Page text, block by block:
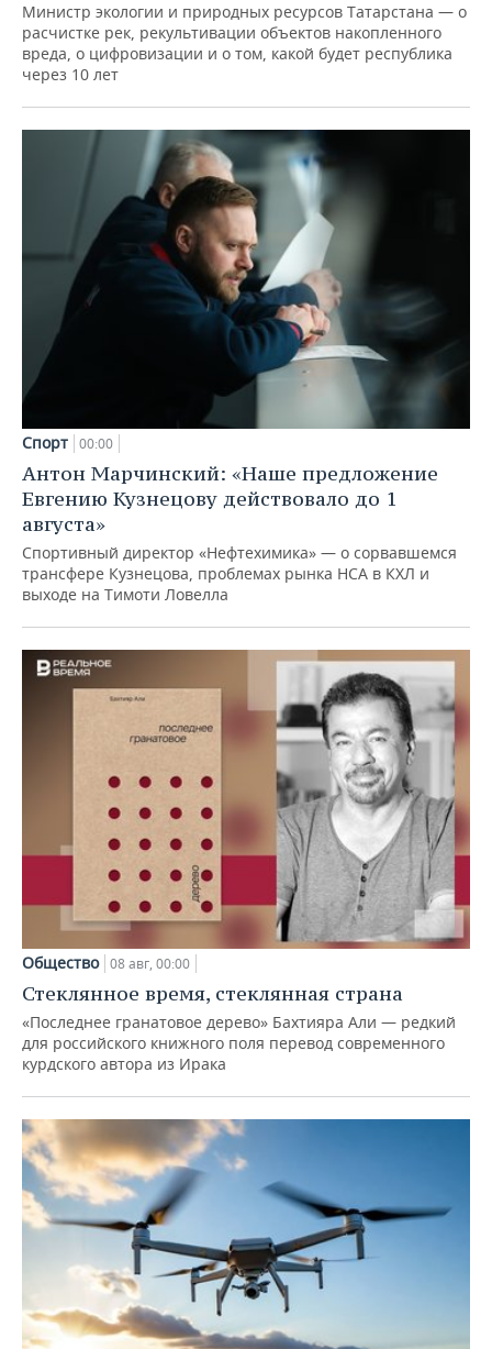
Министр экологии и природных ресурсов Татарстана — о
расчистке рек, рекультивации объектов накопленного
вреда, о цифровизации и о том, какой будет республика
через 10 лет
Спорт 00:00
Антон Марчинский: «Наше предложение
Евгению Кузнецову действовало до 1
августа»
Спортивный директор «Нефтехимика» — о сорвавшемся
трансфере Кузнецова, проблемах рынка НСА в КХЛ и
выходе на Тимоти Ловелла
Общество 08 авг, 00:00
Стеклянное время, стеклянная страна
«Последнее гранатовое дерево» Бахтияра Али — редкий
для российского книжного поля перевод современного
курдского автора из Ирака